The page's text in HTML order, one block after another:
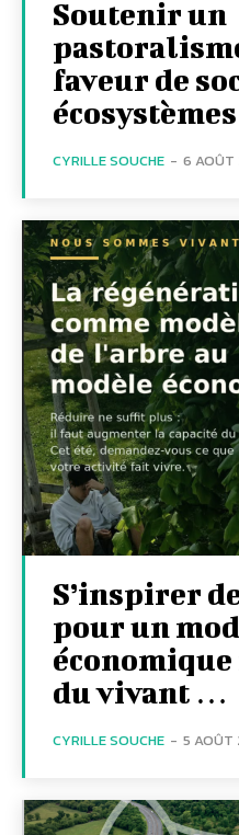
Soutenir un
faveur de
CYRILLE SOUCHE - 6 AOÛT
S’inspirer
pour un
du vivant …
CYRILLE SOUCHE - 5 AOÛT